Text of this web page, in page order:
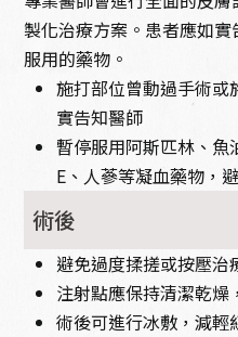
製化治療方案。患者應如
服用的藥物。
施打部位曾動過手術
實告知醫師
暫停服用阿斯匹林、魚
E、人蔘等凝血藥物，
術後
避免過度揉搓或按壓治
注射點應保持清潔乾燥
術後可進行冰敷，減輕